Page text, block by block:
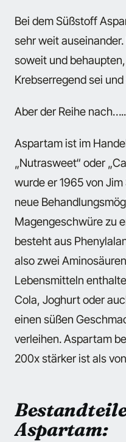
Bei dem Süßstoff
sehr weit
soweit und
Krebserregend sei
Aber der Reihe nach…..
Aspartam ist im
„Nutrasweet“ oder
wurde er 1965 von
neue
Magengeschwüre zu
besteht aus
also zwei
Lebensmitteln
Cola, Joghurt oder
einen süßen
verleihen. Aspartam
200x stärker ist als
Aspartam: